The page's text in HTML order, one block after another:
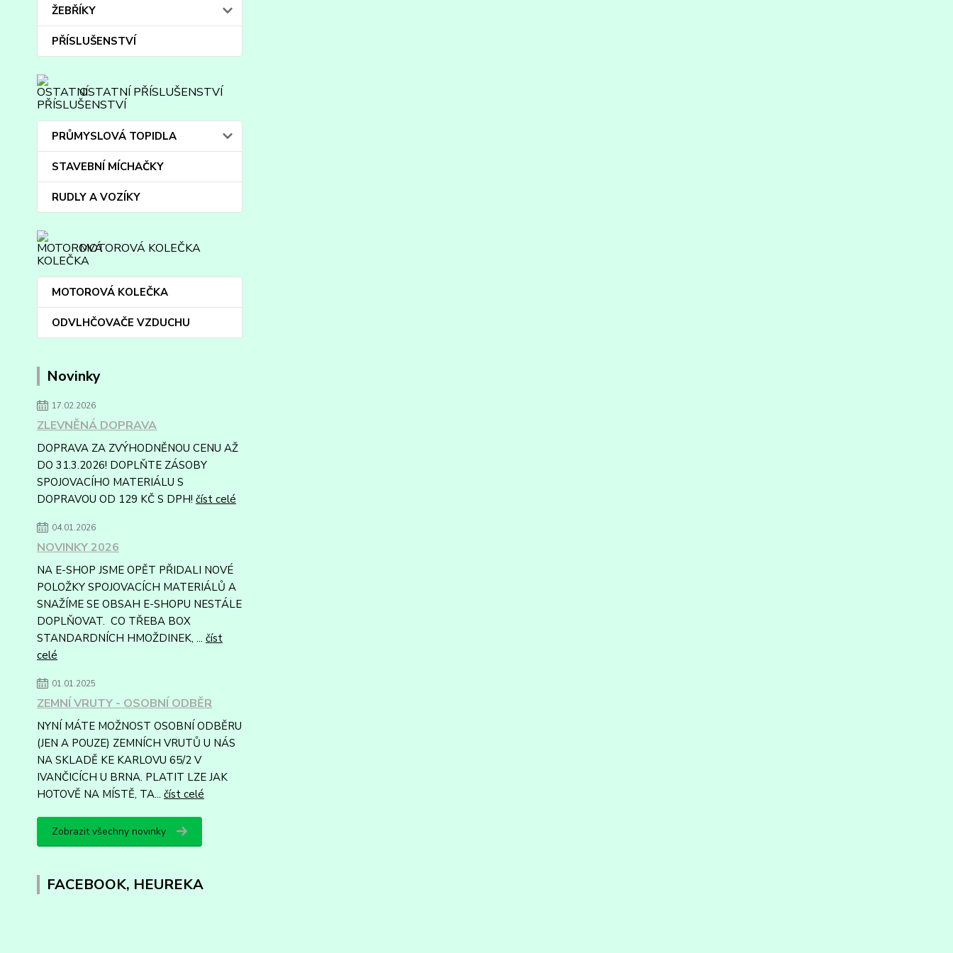
ŽEBŘÍKY
PŘÍSLUŠENSTVÍ
OSTATNÍ PŘÍSLUŠENSTVÍ
PRŮMYSLOVÁ TOPIDLA
STAVEBNÍ MÍCHAČKY
RUDLY A VOZÍKY
MOTOROVÁ KOLEČKA
MOTOROVÁ KOLEČKA
ODVLHČOVAČE VZDUCHU
Novinky
17.02.2026
ZLEVNĚNÁ DOPRAVA
DOPRAVA ZA ZVÝHODNĚNOU CENU AŽ
DO 31.3.2026! DOPLŇTE ZÁSOBY
SPOJOVACÍHO MATERIÁLU S
DOPRAVOU OD 129 KČ S DPH! číst celé
04.01.2026
NOVINKY 2026
NA E-SHOP JSME OPĚT PŘIDALI NOVÉ
POLOŽKY SPOJOVACÍCH MATERIÁLŮ A
SNAŽÍME SE OBSAH E-SHOPU NESTÁLE
DOPLŇOVAT. CO TŘEBA BOX
STANDARDNÍCH HMOŽDINEK, ... číst
celé
01.01.2025
ZEMNÍ VRUTY - OSOBNÍ ODBĚR
NYNÍ MÁTE MOŽNOST OSOBNÍ ODBĚRU
(JEN A POUZE) ZEMNÍCH VRUTŮ U NÁS
NA SKLADĚ KE KARLOVU 65/2 V
IVANČICÍCH U BRNA. PLATIT LZE JAK
HOTOVĚ NA MÍSTĚ, TA... číst celé
Zobrazit všechny novinky
FACEBOOK, HEUREKA